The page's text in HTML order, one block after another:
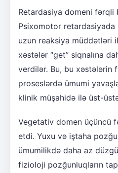
Retardasiya domeni fərqli
Psixomotor retardasiyada
uzun reaksiya müddətləri
xəstələr “get” siqnalına
verdilər. Bu, bu xəstələrin
proseslərdə ümumi
klinik müşahidə ilə üst-
Vegetativ domen üçüncü
etdi. Yuxu və iştaha
ümumilikdə daha az
fizioloji pozğunluqların